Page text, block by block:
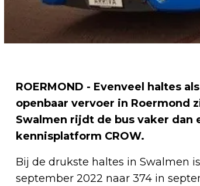
ROERMOND - Evenveel haltes
openbaar vervoer in Roermond
Swalmen rijdt de bus vaker dan
kennisplatform CROW.
Bij de drukste haltes in Swalmen
september 2022 naar 374 in